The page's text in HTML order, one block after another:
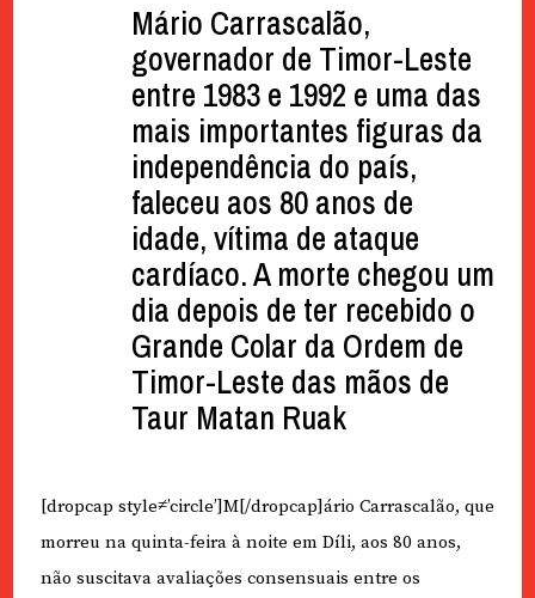
Mário Carrascalão,
governador de Timor-Leste
entre 1983 e 1992 e uma das
mais importantes figuras da
independência do país,
faleceu aos 80 anos de
idade, vítima de ataque
cardíaco. A morte chegou um
dia depois de ter recebido o
Grande Colar da Ordem de
Timor-Leste das mãos de
Taur Matan Ruak
[dropcap style≠’circle’]M[/dropcap]ário Carrascalão, que
morreu na quinta-feira à noite em Díli, aos 80 anos,
não suscitava avaliações consensuais entre os